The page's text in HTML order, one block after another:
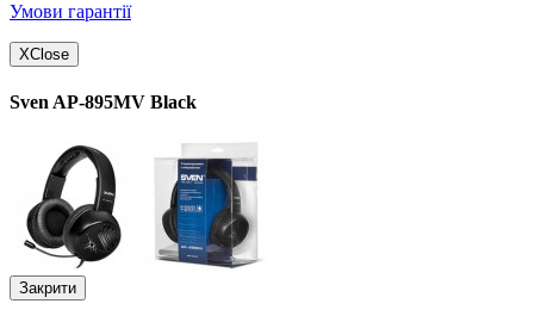
Умови гарантії
XClose
Sven AP-895MV Black
Закрити